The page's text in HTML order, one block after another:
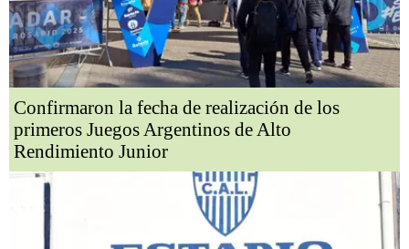
Confirmaron la fecha de realización de los
primeros Juegos Argentinos de Alto
Rendimiento Junior